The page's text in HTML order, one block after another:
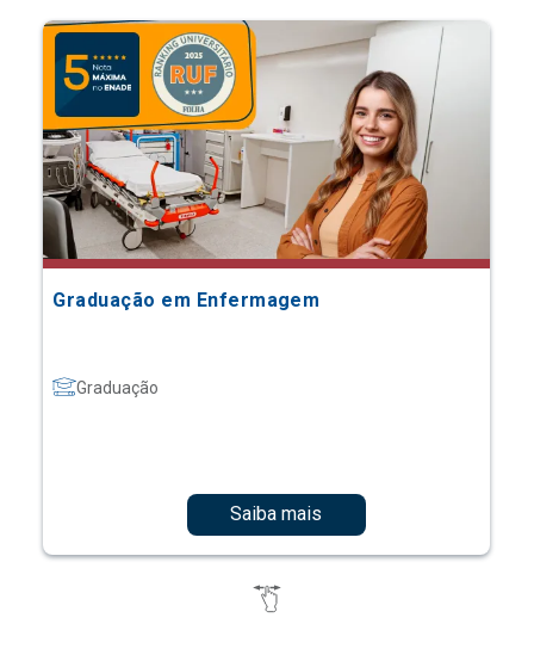
Graduação em Enfermagem
Graduação
Saiba mais